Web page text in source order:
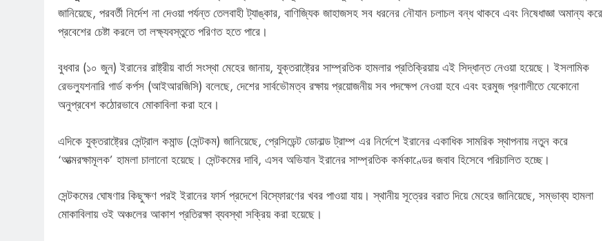
জানিয়েছে, পরবর্তী নির্দেশ না দেওয়া পর্যন্ত তেলবাহী ট্যাঙ্কার, বাণিজ্যিক জাহাজসহ সব ধরনের নৌযান চলাচল বন্ধ থাকবে এবং নিষেধাজ্ঞা অমান্য করে
প্রবেশের চেষ্টা করলে তা লক্ষ্যবস্তুতে পরিণত হতে পারে।
বুধবার (১০ জুন) ইরানের রাষ্ট্রীয় বার্তা সংস্থা মেহের জানায়, যুক্তরাষ্ট্রের সাম্প্রতিক হামলার প্রতিক্রিয়ায় এই সিদ্ধান্ত নেওয়া হয়েছে। ইসলামিক
রেভল্যুশনারি গার্ড কর্পস (আইআরজিসি) বলেছে, দেশের সার্বভৌমত্ব রক্ষায় প্রয়োজনীয় সব পদক্ষেপ নেওয়া হবে এবং হরমুজ প্রণালীতে যেকোনো
অনুপ্রবেশ কঠোরভাবে মোকাবিলা করা হবে।
এদিকে যুক্তরাষ্ট্রের সেন্ট্রাল কমান্ড (সেন্টকম) জানিয়েছে, প্রেসিডেন্ট ডোনাল্ড ট্রাম্প এর নির্দেশে ইরানের একাধিক সামরিক স্থাপনায় নতুন করে
‘আত্মরক্ষামূলক’ হামলা চালানো হয়েছে। সেন্টকমের দাবি, এসব অভিযান ইরানের সাম্প্রতিক কর্মকাণ্ডের জবাব হিসেবে পরিচালিত হচ্ছে।
সেন্টকমের ঘোষণার কিছুক্ষণ পরই ইরানের ফার্স প্রদেশে বিস্ফোরণের খবর পাওয়া যায়। স্থানীয় সূত্রের বরাত দিয়ে মেহের জানিয়েছে, সম্ভাব্য হামলা
মোকাবিলায় ওই অঞ্চলের আকাশ প্রতিরক্ষা ব্যবস্থা সক্রিয় করা হয়েছে।